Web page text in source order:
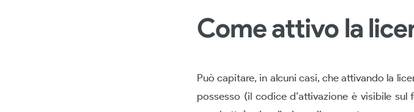
Come attivo la
Può capitare, in alcuni casi, che attivando la
possesso (il codice d’attivazione è visibile sul